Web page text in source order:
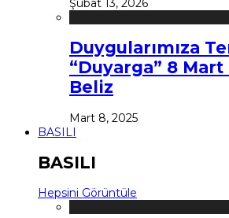
Şubat 13, 2026
Duygularımıza
“Duyarga” 8
Beliz
Mart 8, 2025
BASILI
BASILI
Hepsini Görüntüle